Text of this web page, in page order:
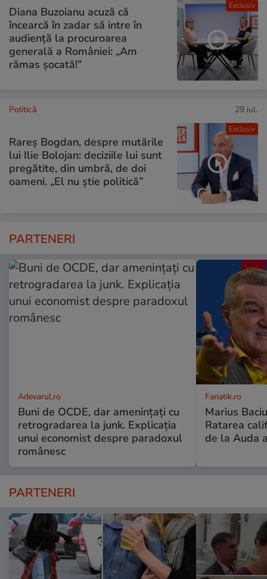
Exclusiv
Diana Buzoianu acuză că
încearcă în zadar să intre în
audiență la procuroarea
generală a României: „Am
rămas șocată!”
Exclusiv
Politică 29 iul.
Rareș Bogdan, despre mutările
lui Ilie Bolojan: deciziile lui sunt
pregătite, din umbră, de doi
oameni. „El nu știe politică”
PARTENERI
Adevarul.ro
Buni de OCDE, dar amenințați cu
retrogradarea la junk. Explicația
unui economist despre paradoxul
românesc
Fanatik.ro
Marius
Ratarea
de la Auda
PARTENERI